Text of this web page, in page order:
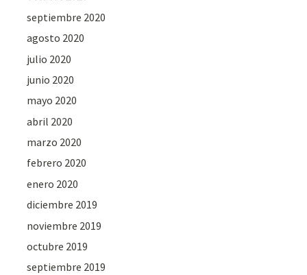
septiembre 2020
agosto 2020
julio 2020
junio 2020
mayo 2020
abril 2020
marzo 2020
febrero 2020
enero 2020
diciembre 2019
noviembre 2019
octubre 2019
septiembre 2019